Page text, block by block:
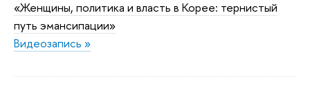
«Женщины, политика и власть в Корее: тернистый
путь эмансипации»
Видеозапись »